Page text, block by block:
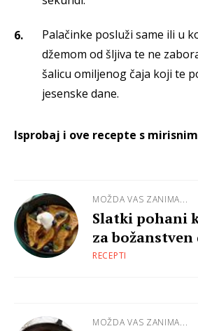
Palačinke posluži same ili u
džemom od šljiva te ne
šalicu omiljenog čaja koji te
jesenske dane.
Isprobaj i ove recepte s
MOŽDA VAS ZANIMA...
Slatki pohani
za
RECEPTI
MOŽDA VAS ZANIMA...